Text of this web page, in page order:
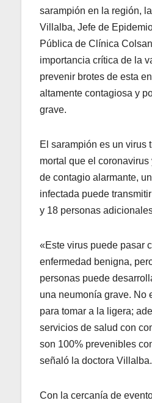
sarampión en la región,
Villalba, Jefe de
Pública de Clínica
importancia crítica de la
prevenir brotes de esta
altamente contagiosa y
grave.
El sarampión es un virus
mortal que el coronavirus
de contagio alarmante,
infectada puede
y 18 personas
«Este virus puede pasar
enfermedad benigna,
personas puede
una neumonía grave. No
para tomar a la ligera;
servicios de salud con
son 100% prevenibles
señaló la doctora Villalba.
Con la cercanía de